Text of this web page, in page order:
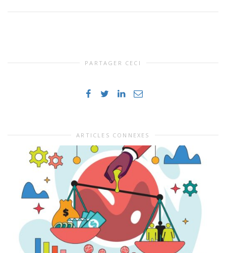
PARTAGER CECI
ARTICLES CONNEXES